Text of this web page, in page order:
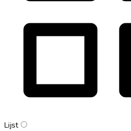
Lijst